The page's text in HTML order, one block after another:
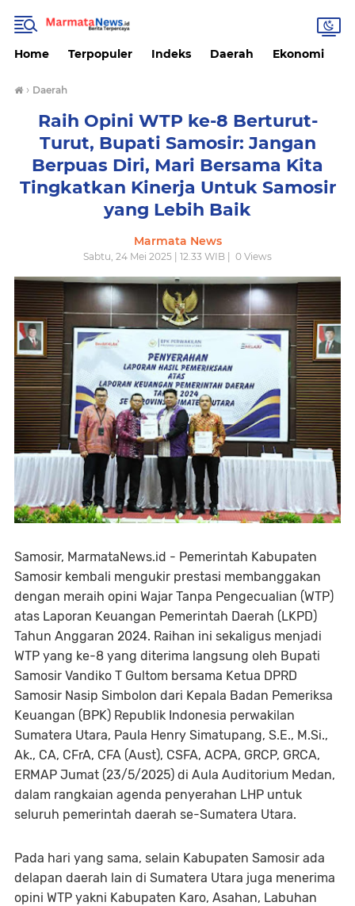
Home Terpopuler Indeks Daerah Ekonomi
› Daerah
Raih Opini WTP ke-8 Berturut-
Turut, Bupati Samosir: Jangan
Berpuas Diri, Mari Bersama Kita
Tingkatkan Kinerja Untuk Samosir
yang Lebih Baik
Marmata News
Sabtu, 24 Mei 2025 | 12.33 WIB | 0 Views
Samosir, MarmataNews.id - Pemerintah Kabupaten
Samosir kembali mengukir prestasi membanggakan
dengan meraih opini Wajar Tanpa Pengecualian (WTP)
atas Laporan Keuangan Pemerintah Daerah (LKPD)
Tahun Anggaran 2024. Raihan ini sekaligus menjadi
WTP yang ke-8 yang diterima langsung oleh Bupati
Samosir Vandiko T Gultom bersama Ketua DPRD
Samosir Nasip Simbolon dari Kepala Badan Pemeriksa
Keuangan (BPK) Republik Indonesia perwakilan
Sumatera Utara, Paula Henry Simatupang, S.E., M.Si.,
Ak., CA, CFrA, CFA (Aust), CSFA, ACPA, GRCP, GRCA,
ERMAP Jumat (23/5/2025) di Aula Auditorium Medan,
dalam rangkaian agenda penyerahan LHP untuk
seluruh pemerintah daerah se-Sumatera Utara.
Pada hari yang sama, selain Kabupaten Samosir ada
delapan daerah lain di Sumatera Utara juga menerima
opini WTP yakni Kabupaten Karo, Asahan, Labuhan